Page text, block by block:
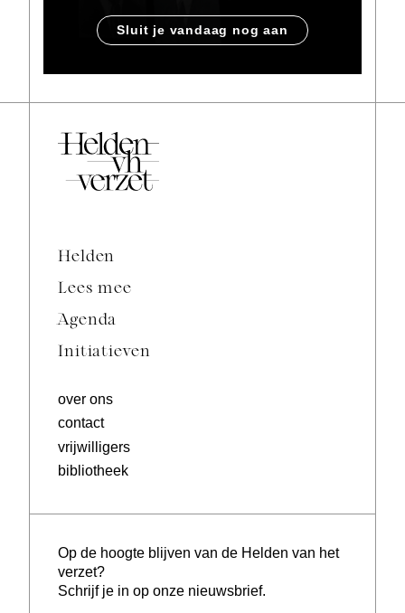
Sluit je vandaag nog aan
Helden
Lees mee
Agenda
Initiatieven
over ons
contact
vrijwilligers
bibliotheek
Op de hoogte blijven van de Helden van het
verzet?
Schrijf je in op onze nieuwsbrief.